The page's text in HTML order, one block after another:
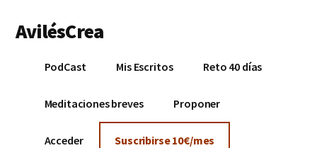
contenido
menu
AvilésCrea
dinero
PodCast Mis Escritos Reto 40 días
Meditaciones breves Proponer
Acceder Suscribirse 10€/mes